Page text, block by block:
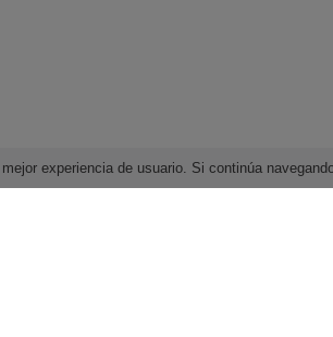
experiencia de usuario. Si continúa